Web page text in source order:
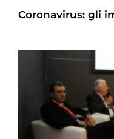
Coronavirus: gli